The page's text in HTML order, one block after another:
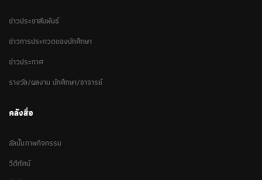
ข่าวประชาสัมพันธ์
ข่าวการประกวดของนักศึกษา
ข่าวประกาศ
รางวัล/ผลงาน นักศึกษา/อาจารย์
คลังสื่อ
อัลบั้มภาพกิจกรรม
วีดีทัศน์